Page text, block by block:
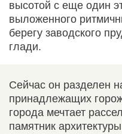
высотой с еще один
выложенного
берегу заводского
глади.
Сейчас он разделен
принадлежащих
города мечтает
памятник